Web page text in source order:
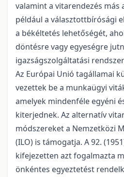
valamint a vitarendezés
például a választottbírósági
a békéltetés lehetőségét,
döntésre vagy egyeségre
igazságszolgáltatási
Az Európai Unió tagállamai
vezettek be a munkaügyi
amelyek mindenféle egyéni
kiterjednek. Az alternatív
módszereket a Nemzetközi
(ILO) is támogatja. A 92.
kifejezetten azt fogalmazta
önkéntes egyeztetést